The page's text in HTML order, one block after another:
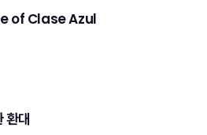
of Clase Azul
환대